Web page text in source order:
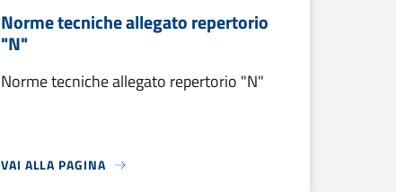
Norme tecniche allegato repertorio
"N"
Norme tecniche allegato repertorio "N"
VAI ALLA PAGINA